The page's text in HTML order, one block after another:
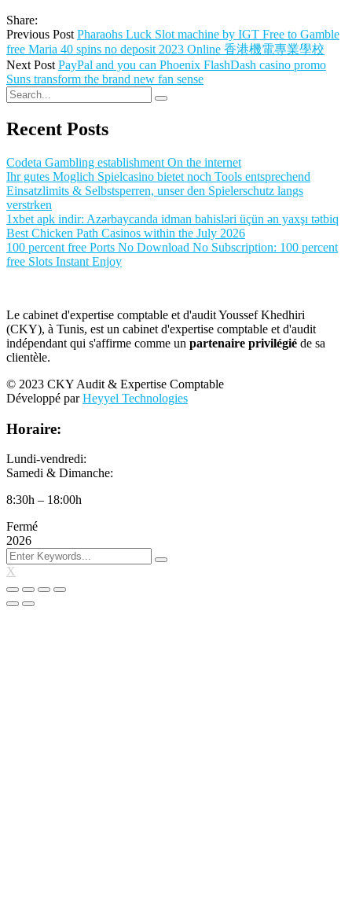
Share:
Previous Post Pharaohs Luck Slot machine by IGT Free to Gamble
free Maria 40 spins no deposit 2023 Online 香港機電專業學校
Next Post PayPal and you can Phoenix FlashDash casino promo
Suns transform the brand new fan sense
Recent Posts
Codeta Gambling establishment On the internet
Ihr gutes Moglich Spielcasino bietet noch Tools entsprechend
Einsatzlimits & Selbstsperren, unser den Spielerschutz langs
verstrken
1xbet apk indir: Azərbaycanda idman bahisləri üçün ən yaxşı tətbiq
Best Chicken Path Casinos within the July 2026
100 percent free Ports No Download No Subscription: 100 percent
free Slots Instant Enjoy
Le cabinet d'expertise comptable et d'audit Youssef Khedhiri
(CKY), à Tunis, est un cabinet d'expertise comptable et d'audit
indépendant qui s'affirme comme un partenaire privilégié de sa
clientèle.
© 2023 CKY Audit & Expertise Comptable
Développé parHeyyel Technologies
Horaire:
Lundi-vendredi:
Samedi & Dimanche:
8:30h – 18:00h
Fermé
2026
X